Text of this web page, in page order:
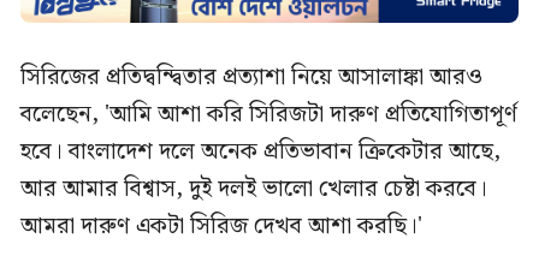
সিরিজের প্রতিদ্বন্দ্বিতার প্রত্যাশা নিয়ে আসালাঙ্কা আরও
বলেছেন, 'আমি আশা করি সিরিজটা দারুণ প্রতিযোগিতাপূর্ণ
হবে। বাংলাদেশ দলে অনেক প্রতিভাবান ক্রিকেটার আছে,
আর আমার বিশ্বাস, দুই দলই ভালো খেলার চেষ্টা করবে।
আমরা দারুণ একটা সিরিজ দেখব আশা করছি।'